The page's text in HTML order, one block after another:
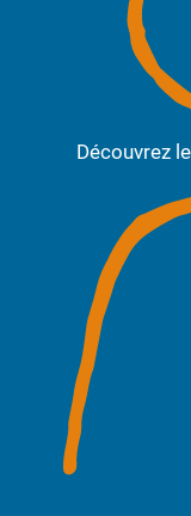
tous des
solution pour
des
tous !
Découvrez